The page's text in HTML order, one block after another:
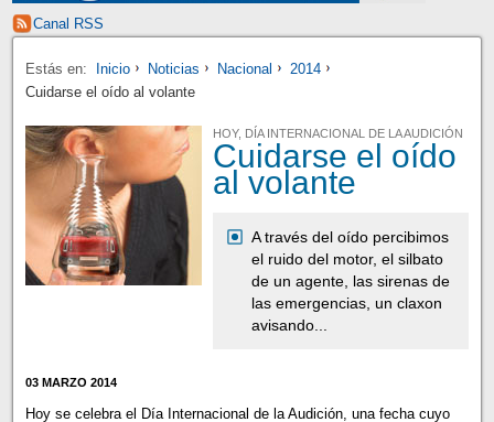
Canal RSS
Estás en: Inicio Noticias Nacional
2014
Cuidarse el oído al volante
HOY, DÍA INTERNACIONAL DE LA AUDICIÓN
Cuidarse el oído
al volante
A través del oído percibimos
el ruido del motor, el silbato
de un agente, las sirenas de
las emergencias, un claxon
avisando...
03 MARZO 2014
Hoy se celebra el Día Internacional de la Audición, una fecha cuyo